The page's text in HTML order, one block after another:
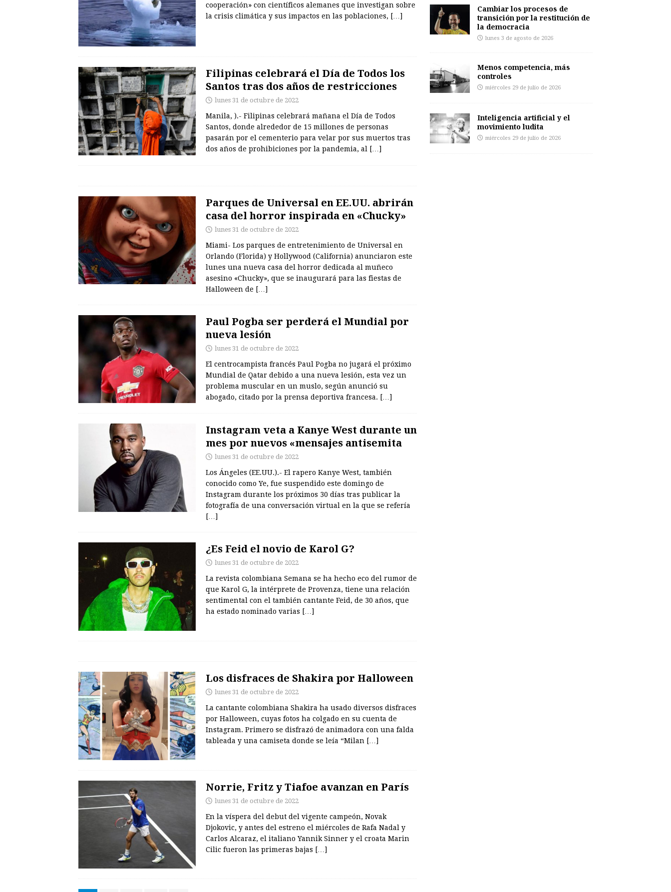
cooperación» con científicos alemanes que investigan sobre
la crisis climática y sus impactos en las poblaciones, […]
Filipinas celebrará el Día de Todos los
Santos tras dos años de restricciones
lunes 31 de octubre de 2022
Manila, ).- Filipinas celebrará mañana el Día de Todos
Santos, donde alrededor de 15 millones de personas
pasarán por el cementerio para velar por sus muertos tras
dos años de prohibiciones por la pandemia, al […]
Parques de Universal en EE.UU. abrirán
casa del horror inspirada en «Chucky»
lunes 31 de octubre de 2022
Miami- Los parques de entretenimiento de Universal en
Orlando (Florida) y Hollywood (California) anunciaron este
lunes una nueva casa del horror dedicada al muñeco
asesino «Chucky», que se inaugurará para las fiestas de
Halloween de […]
Paul Pogba ser perderá el Mundial por
nueva lesión
lunes 31 de octubre de 2022
El centrocampista francés Paul Pogba no jugará el próximo
Mundial de Qatar debido a una nueva lesión, esta vez un
problema muscular en un muslo, según anunció su
abogado, citado por la prensa deportiva francesa. […]
Instagram veta a Kanye West durante un
mes por nuevos «mensajes antisemita
lunes 31 de octubre de 2022
Los Ángeles (EE.UU.).- El rapero Kanye West, también
conocido como Ye, fue suspendido este domingo de
Instagram durante los próximos 30 días tras publicar la
fotografía de una conversación virtual en la que se refería
[…]
¿Es Feid el novio de Karol G?
lunes 31 de octubre de 2022
La revista colombiana Semana se ha hecho eco del rumor de
que Karol G, la intérprete de Provenza, tiene una relación
sentimental con el también cantante Feid, de 30 años, que
ha estado nominado varias […]
Los disfraces de Shakira por Halloween
lunes 31 de octubre de 2022
La cantante colombiana Shakira ha usado diversos disfraces
por Halloween, cuyas fotos ha colgado en su cuenta de
Instagram. Primero se disfrazó de animadora con una falda
tableada y una camiseta donde se leía “Milan […]
Norrie, Fritz y Tiafoe avanzan en París
lunes 31 de octubre de 2022
En la víspera del debut del vigente campeón, Novak
Djokovic, y antes del estreno el miércoles de Rafa Nadal y
Carlos Alcaraz, el italiano Yannik Sinner y el croata Marin
Cilic fueron las primeras bajas […]
Cambiar los procesos de
transición por la restitución de
la democracia
lunes 3 de agosto de 2026
Menos competencia, más
controles
miércoles 29 de julio de 2026
Inteligencia artificial y el
movimiento ludita
miércoles 29 de julio de 2026